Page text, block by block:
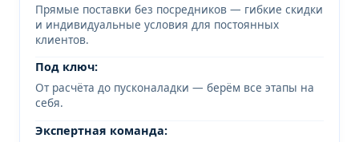
Прямые поставки без посредников — гибкие скидки
и индивидуальные условия для постоянных
клиентов.
Под ключ:
От расчёта до пусконаладки — берём все этапы на
себя.
Экспертная команда: